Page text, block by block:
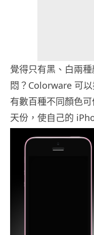
覺得只有黑、白兩
悶？Colorware 可
有數百種不同顏色
天份，使自己的